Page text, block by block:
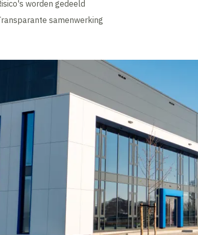
worden gedeeld
samenwerking